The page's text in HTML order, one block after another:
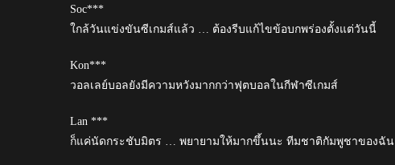
Soc***
ใกล้วันแข่งขันซีเกมส์แล้ว … ต้องรีบแก้ไขข้อบกพร่องตั้งแต่วันนี้
Kon***
วอลเลย์บอลยังมีความหวังมากกว่าฟุตบอลในกีฬาซีเกมส์
Lan ***
ก็แค่นัดกระชับมิตร … พยายามให้มากขึ้นนะ ทีมชาติกัมพูชาของฉัน